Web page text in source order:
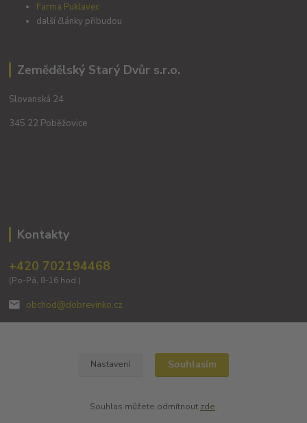
Farma Puklavec
další články přibudou
Zemědělský Starý Dvůr s.r.o.
Slovanská 24
345 22 Poběžovice
Kontakty
+420 702194468
(Po-Pá, 8-16 hod.)
obchod@dobrevinko.cz
Vytvořil B2K.cz 2020 - pro Dobré vínko
Nastavení Souhlasím
Souhlas můžete odmítnout zde.